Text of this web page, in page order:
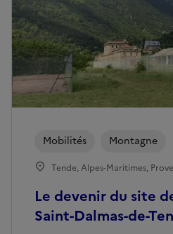
Le devenir du site
Saint-Dalmas-de-
Mobilités Montagne
Tende, Alpes-Maritimes,